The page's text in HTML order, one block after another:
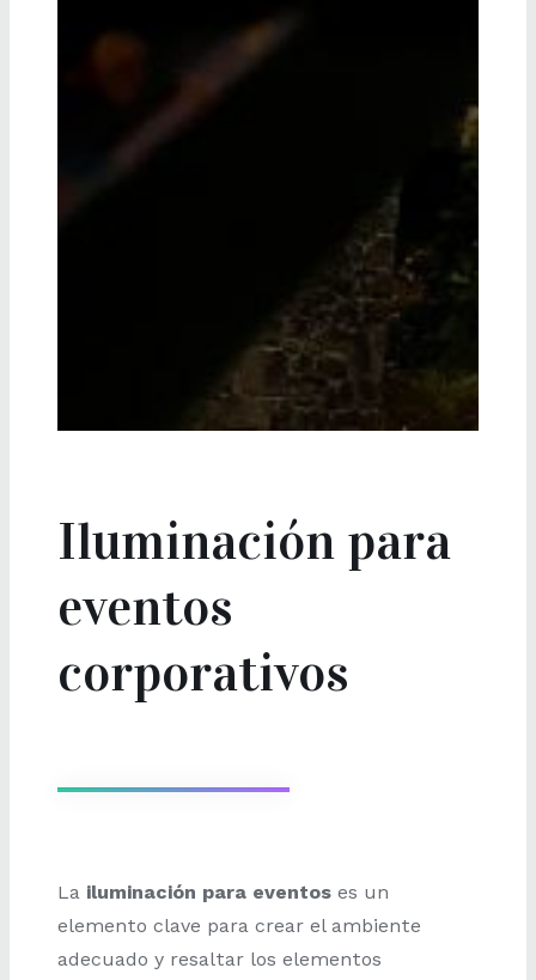
Iluminación para
eventos
corporativos
La iluminación para eventos es un
elemento clave para crear el ambiente
adecuado y resaltar los elementos